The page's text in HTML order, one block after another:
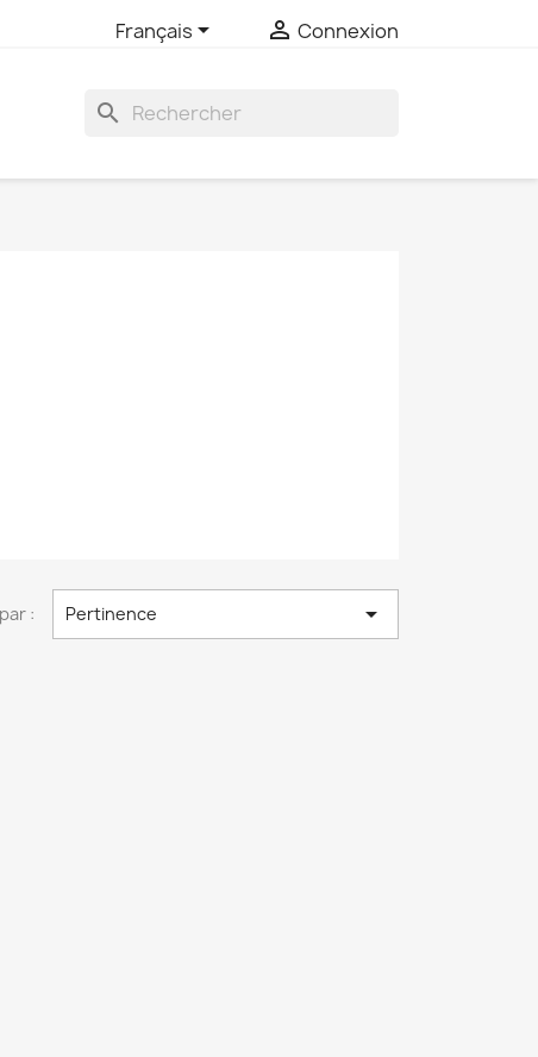
Français  Connexion
search
: Pertinence 